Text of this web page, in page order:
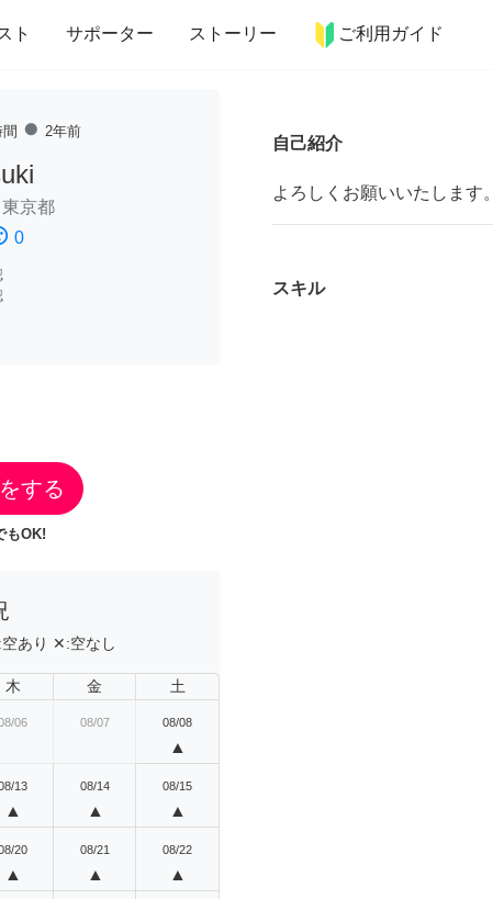
ト サポーター ストーリー ご利用ガイド
インテリア 趣味・習い事 ペット 料理
fiber_manual_record 2年前
東京都
0
する
もOK!
空あり ✕:空なし
木 金 土
06 08/07 08/08
▲
13
▲
08/14
▲
08/15
▲
20
▲
08/21
▲
08/22
▲
自己紹介
よろしくお願いいたします。
スキル